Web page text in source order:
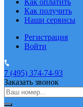
Как оплатить
Как получить
Наши сервисы
Регистрация
Войти
7 (495) 374-74-93
Заказать звонок